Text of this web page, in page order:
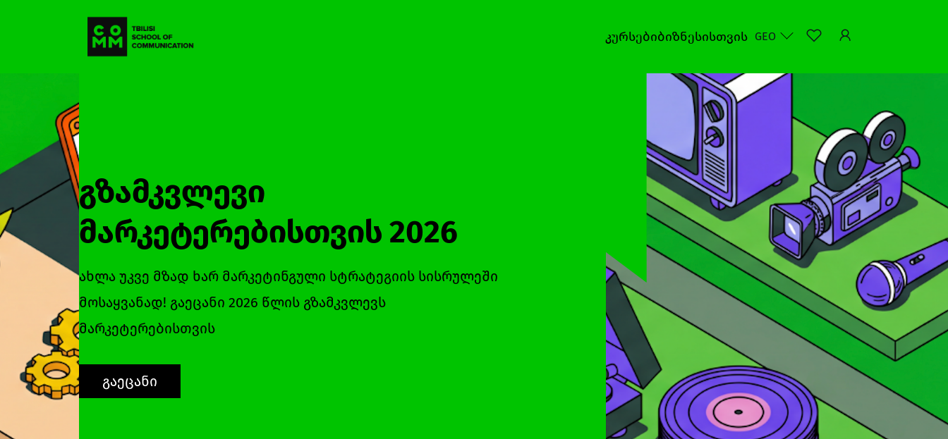
კურსებიბიზნესისთვის GEO
გზამკვლევი
მარკეტერებისთვის 2026
ახლა უკვე მზად ხარ მარკეტინგული სტრატეგიის სისრულეში
მოსაყვანად! გაეცანი 2026 წლის გზამკვლევს
მარკეტერებისთვის
გაეცანი